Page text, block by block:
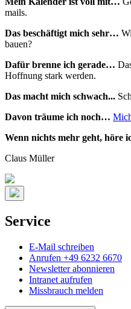
mails.
Das beschäftigt mich sehr…
bauen?
Dafür brenne ich gerade…
Hoffnung stark werden.
Das macht mich schwach...
Davon träume ich noch…
Wenn nichts mehr geht, höre
Claus Müller
Service
E-Mail schreiben
Anrufen +49 6232 6670
Newsletter abonnieren
Intranet aufrufen
Missbrauch melden